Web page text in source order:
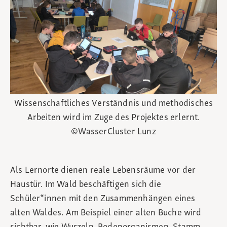
Wissenschaftliches Verständnis und methodisches
Arbeiten wird im Zuge des Projektes erlernt.
©WasserCluster Lunz
Als Lernorte dienen reale Lebensräume vor der
Haustür. Im Wald beschäftigen sich die
Schüler*innen mit den Zusammenhängen eines
alten Waldes. Am Beispiel einer alten Buche wird